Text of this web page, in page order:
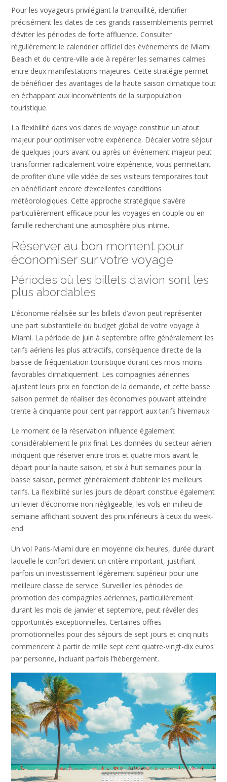
Pour les voyageurs privilégiant la tranquillité, identifier
précisément les dates de ces grands rassemblements permet
d’éviter les périodes de forte affluence. Consulter
régulièrement le calendrier officiel des événements de Miami
Beach et du centre-ville aide à repérer les semaines calmes
entre deux manifestations majeures. Cette stratégie permet
de bénéficier des avantages de la haute saison climatique tout
en échappant aux inconvénients de la surpopulation
touristique.
La flexibilité dans vos dates de voyage constitue un atout
majeur pour optimiser votre expérience. Décaler votre séjour
de quelques jours avant ou après un événement majeur peut
transformer radicalement votre expérience, vous permettant
de profiter d’une ville vidée de ses visiteurs temporaires tout
en bénéficiant encore d’excellentes conditions
météorologiques. Cette approche stratégique s’avère
particulièrement efficace pour les voyages en couple ou en
famille recherchant une atmosphère plus intime.
Réserver au bon moment pour
économiser sur votre voyage
Périodes où les billets d’avion sont les
plus abordables
L’économie réalisée sur les billets d’avion peut représenter
une part substantielle du budget global de votre voyage à
Miami. La période de juin à septembre offre généralement les
tarifs aériens les plus attractifs, conséquence directe de la
baisse de fréquentation touristique durant ces mois moins
favorables climatiquement. Les compagnies aériennes
ajustent leurs prix en fonction de la demande, et cette basse
saison permet de réaliser des économies pouvant atteindre
trente à cinquante pour cent par rapport aux tarifs hivernaux.
Le moment de la réservation influence également
considérablement le prix final. Les données du secteur aérien
indiquent que réserver entre trois et quatre mois avant le
départ pour la haute saison, et six à huit semaines pour la
basse saison, permet généralement d’obtenir les meilleurs
tarifs. La flexibilité sur les jours de départ constitue également
un levier d’économie non négligeable, les vols en milieu de
semaine affichant souvent des prix inférieurs à ceux du week-
end.
Un vol Paris-Miami dure en moyenne dix heures, durée durant
laquelle le confort devient un critère important, justifiant
parfois un investissement légèrement supérieur pour une
meilleure classe de service. Surveiller les périodes de
promotion des compagnies aériennes, particulièrement
durant les mois de janvier et septembre, peut révéler des
opportunités exceptionnelles. Certaines offres
promotionnelles pour des séjours de sept jours et cinq nuits
commencent à partir de mille sept cent quatre-vingt-dix euros
par personne, incluant parfois l’hébergement.